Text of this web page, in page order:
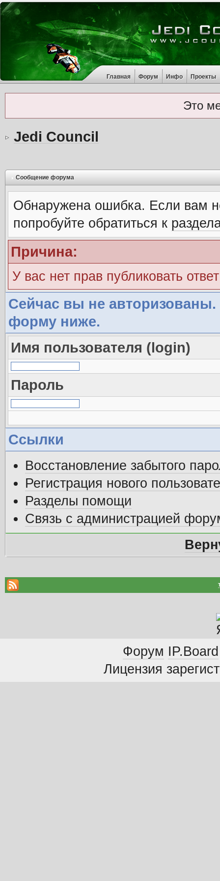
Главная Форум Инфо Проекты
Это
Jedi Council
Сообщение форума
Обнаружена ошибка. Если вам
попробуйте обратиться к
Причина:
У вас нет прав публиковать
Сейчас вы не авторизованы.
форму ниже.
Имя пользователя (login)
Пароль
Ссылки
Восстановление забытого
Регистрация нового
Разделы помощи
Связь с администрацией
Форум IP.Board
Лицензия